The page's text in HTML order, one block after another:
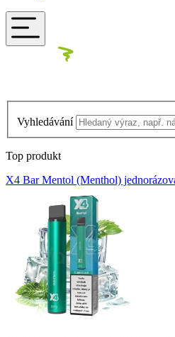
Vyhledávání
Top produkt
X4 Bar Mentol (Menthol)